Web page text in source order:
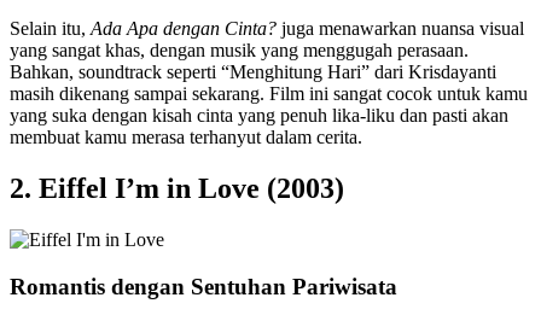
Selain itu, Ada Apa dengan Cinta? juga menawarkan nuansa visual
yang sangat khas, dengan musik yang menggugah perasaan.
Bahkan, soundtrack seperti “Menghitung Hari” dari Krisdayanti
masih dikenang sampai sekarang. Film ini sangat cocok untuk kamu
yang suka dengan kisah cinta yang penuh lika-liku dan pasti akan
membuat kamu merasa terhanyut dalam cerita.
2. Eiffel I’m in Love (2003)
Romantis dengan Sentuhan Pariwisata